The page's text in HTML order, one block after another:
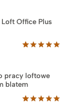
na
podstawie
klienta
Office Plus
na
podstawie
ocen
klientów
pracy loftowe
blatem